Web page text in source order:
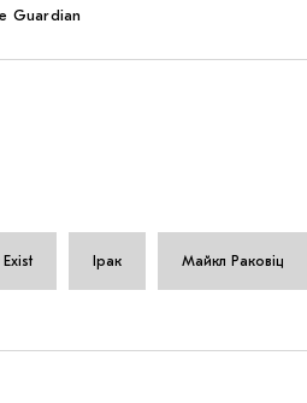
Guardian
Ірак Майкл Раковіц